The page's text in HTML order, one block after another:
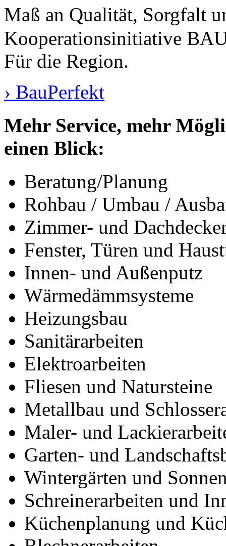
Maß an Qualität, Sorgfalt
Kooperationsinitiative
Für die Region.
› BauPerfekt
Mehr Service, mehr
einen Blick:
Beratung/Planung
Rohbau / Umbau /
Zimmer- und
Fenster, Türen und
Innen- und Außenputz
Wärmedämmsysteme
Heizungsbau
Sanitärarbeiten
Elektroarbeiten
Fliesen und Natursteine
Metallbau und
Maler- und
Garten- und
Wintergärten und
Schreinerarbeiten und
Küchenplanung und